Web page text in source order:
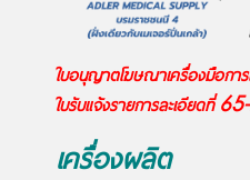
ใบอนุญาตโฆษณาเครื่องมื
ใบรับแจ้งรายการละเอียด
เครื่องผลิต